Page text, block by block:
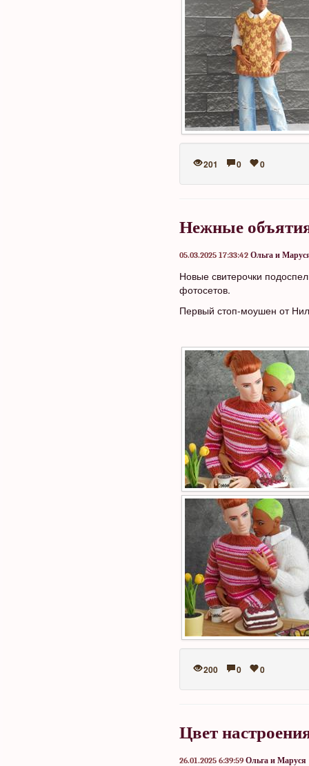
201 0 0
Нежные
05.03.2025 17:33:42 Ольга и
Новые свитерочки
фотосетов.
Первый стоп-моушен от
200 0 0
Цвет
26.01.2025 6:39:59 Ольга и Маруся